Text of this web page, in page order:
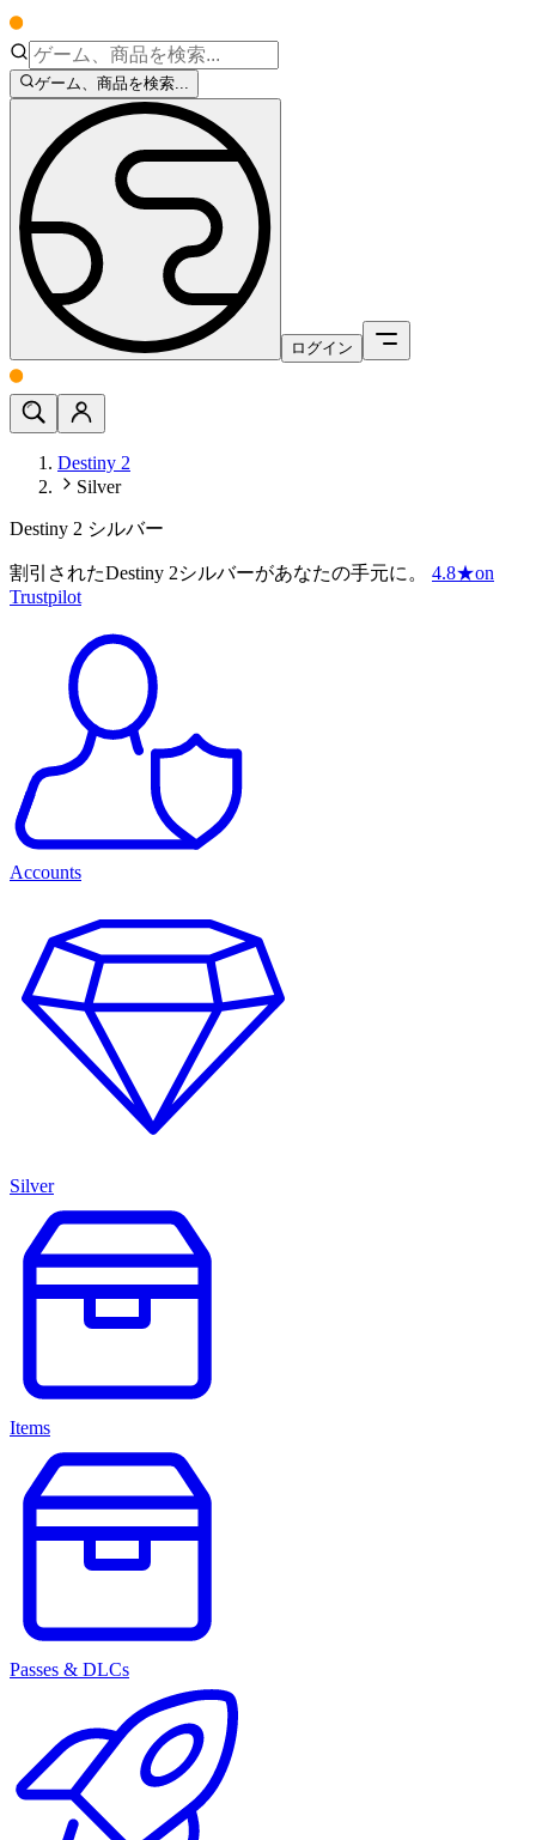
ゲーム、商品を検索...
ログイン
Destiny 2
Silver
Destiny 2 シルバー
割引されたDestiny 2シルバーがあなたの手元に。 4.8★on
Trustpilot
Accounts
Silver
Items
Passes & DLCs